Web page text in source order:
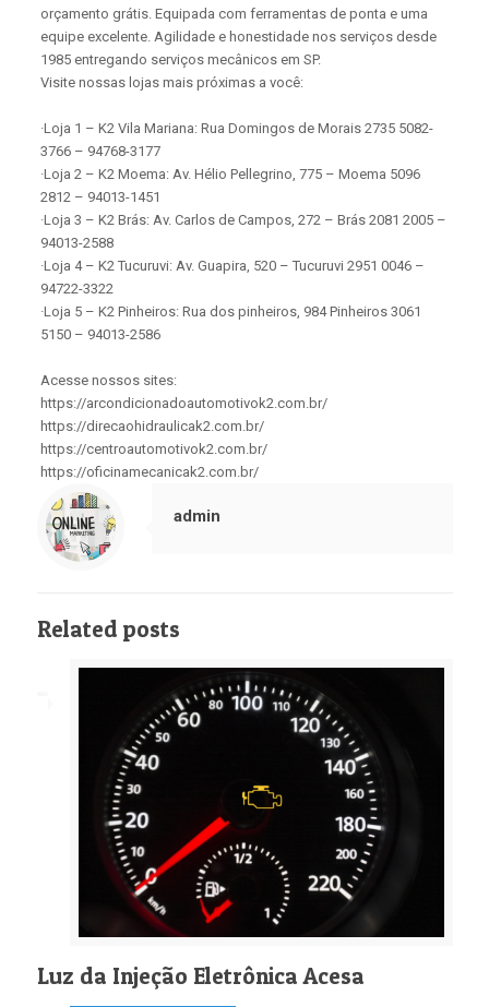
orçamento grátis. Equipada com ferramentas de ponta e uma
equipe excelente. Agilidade e honestidade nos serviços desde
1985 entregando serviços mecânicos em SP.
Visite nossas lojas mais próximas a você:
·Loja 1 – K2 Vila Mariana: Rua Domingos de Morais 2735 5082-
3766 – 94768-3177
·Loja 2 – K2 Moema: Av. Hélio Pellegrino, 775 – Moema 5096
2812 – 94013-1451
·Loja 3 – K2 Brás: Av. Carlos de Campos, 272 – Brás 2081 2005 –
94013-2588
·Loja 4 – K2 Tucuruvi: Av. Guapira, 520 – Tucuruvi 2951 0046 –
94722-3322
·Loja 5 – K2 Pinheiros: Rua dos pinheiros, 984 Pinheiros 3061
5150 – 94013-2586
Acesse nossos sites:
https://arcondicionadoautomotivok2.com.br/
https://direcaohidraulicak2.com.br/
https://centroautomotivok2.com.br/
https://oficinamecanicak2.com.br/
admin
Related posts
Luz da Injeção Eletrônica Acesa